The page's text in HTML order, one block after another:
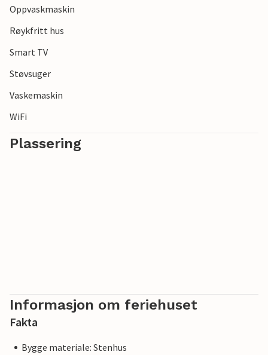
natur, kultur og nytelse.
Oppvaskmaskin
Røykfritt hus
Smart TV
Støvsuger
Vaskemaskin
WiFi
Plassering
Informasjon om feriehuset
Fakta
Bygge materiale: Stenhus